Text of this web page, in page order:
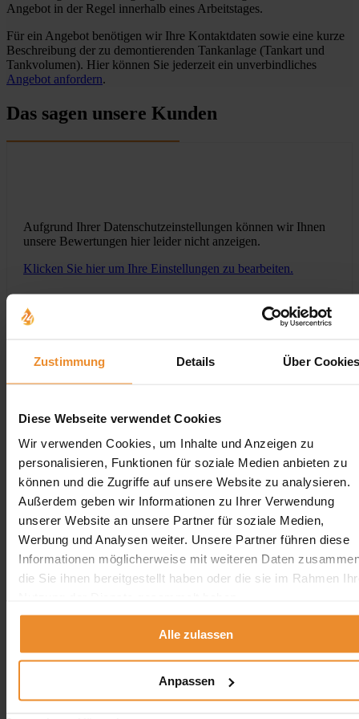
Zustimmung Details Über
Diese Webseite verwendet Cookies
Wir verwenden Cookies, um Inhalte und Anzeigen zu
personalisieren, Funktionen für soziale Medien anbieten zu
können und die Zugriffe auf unsere Website zu analysieren.
Außerdem geben wir Informationen zu Ihrer Verwendung
unserer Website an unsere Partner für soziale Medien,
Werbung und Analysen weiter. Unsere Partner führen diese
Informationen möglicherweise mit weiteren Daten
die Sie ihnen bereitgestellt haben oder die sie im Rahmen
Alle zulassen
Anpassen
Angebot in der Regel innerhalb eines Arbeitstages.
Für ein Angebot benötigen wir Ihre Kontaktdaten sowie eine kurze
Beschreibung der zu demontierenden Tankanlage (Tankart und
Tankvolumen). Hier können Sie jederzeit ein unverbindliches
Angebot anfordern.
Das sagen unsere Kunden
Aufgrund Ihrer Datenschutzeinstellungen können wir Ihnen
unsere Bewertungen hier leider nicht anzeigen.
Klicken Sie hier um Ihre Einstellungen zu bearbeiten.
Jetzt individuelle Anfrage senden. Klicken Sie
hier!
Wir freuen uns auf Ihre Anfrage und senden Ihnen
Aufgrund Ihrer Datenschutzeinstellungen können wir Ihnen
unsere ProvenExpert Bewertungen hier leider nicht anzeigen.
Klicken Sie hier um Ihre Einstellungen zu bearbeiten.